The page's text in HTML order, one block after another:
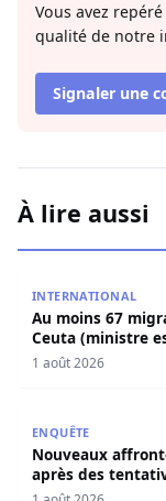
Vous avez
qualité de notre
Signaler une
À lire aussi
INTERNATIONAL
Au moins 67
Ceuta (ministre
1 août 2026
ENQUÊTE
Nouveaux
après des